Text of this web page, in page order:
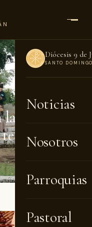
Diócesis 9 de
SANTO
Noticias
Nosotros
Parroquias
Pastoral
DIÓCESIS DE
testimonio